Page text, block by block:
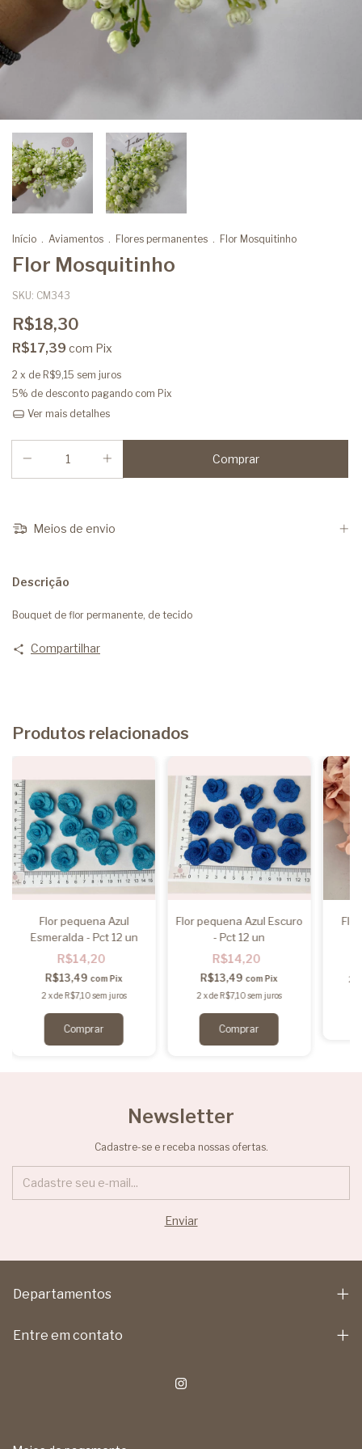
Início . Aviamentos . Flores permanentes . Flor Mosquitinho
Flor Mosquitinho
SKU: CM343
R$18,30
R$17,39 com Pix
2 x de R$9,15 sem juros
5% de desconto pagando com Pix
Ver mais detalhes
Meios de envio
Descrição
Bouquet de flor permanente, de tecido
Compartilhar
Produtos relacionados
Flor pequena Azul
Esmeralda - Pct 12 un
R$14,20
R$13,49 com Pix
2 xdeR$7,10sem juros
Flor pequena Azul Escuro
- Pct 12 un
R$14,20
R$13,49com Pix
2 xdeR$7,10 sem juros
2
Newsletter
Cadastre-se e receba nossas ofertas.
Departamentos
Entre em contato